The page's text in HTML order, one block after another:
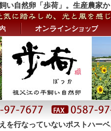
い自然卵「歩荷」。生産農家
を行なっていないポストハー